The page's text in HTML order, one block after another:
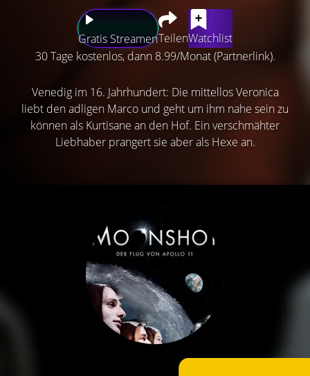
Gratis StreamenTeilenWatchlist
30 Tage kostenlos, dann 8.99/Monat (Partnerlink).
Venedig im 16. Jahrhundert: Die mittellos Veronica
liebt den adligen Marco und geht um ihm nahe sein zu
können als Kurtisane an den Hof. Ein verschmähter
Liebhaber prangert sie aber als Hexe an.